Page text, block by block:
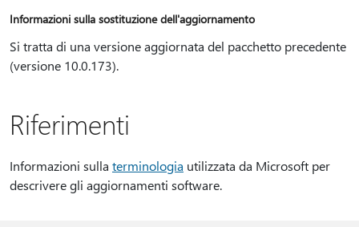
Informazioni sulla sostituzione dell'aggiornamento
Si tratta di una versione aggiornata del pacchetto precedente
(versione 10.0.173).
Riferimenti
Informazioni sulla terminologia utilizzata da Microsoft per
descrivere gli aggiornamenti software.